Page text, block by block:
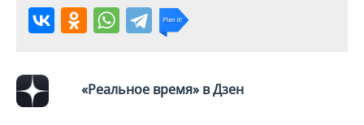
«Реальное время» в Дзен